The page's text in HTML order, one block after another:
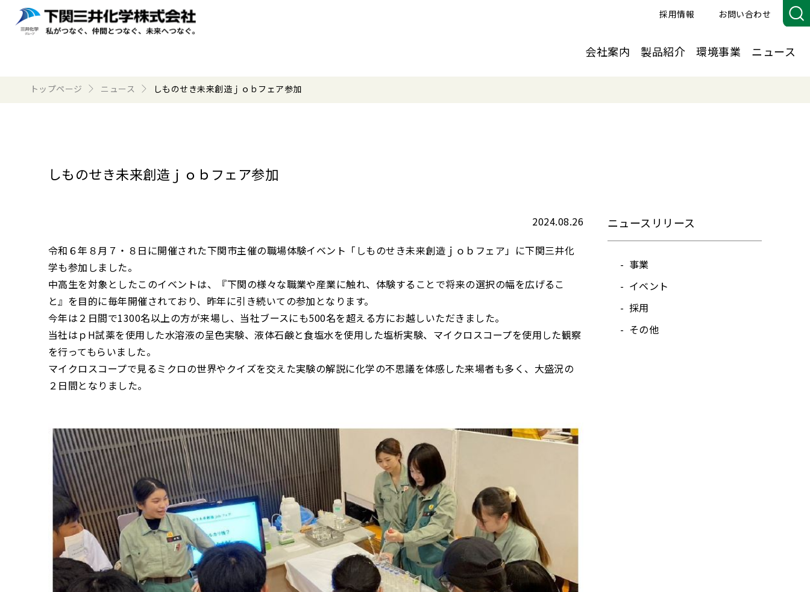
採用情報 お問い合わせ
会社案内 製品紹介 環境事業 ニュース
トップページ ニュース しものせき未来創造ｊｏｂフェア参加
しものせき未来創造ｊｏｂフェア参加
2024.08.26
令和６年８月７・８日に開催された下関市主催の職場体験イベント 「しものせき未来創造ｊｏｂフェア」に下関三井化
学も参加しました。
中高生を対象としたこのイベントは、『下関の様々な職業や産業に触れ、体験することで将来の選択の幅を広げるこ
と』を目的に毎年開催されており、昨年に引き続いての参加となります。
今年は２日間で1300名以上の方が来場し、当社ブースにも500名を超える方にお越しいただきました。
当社はｐH試薬を使用した水溶液の呈色実験、液体石鹸と食塩水を使用した塩析実験、マイクロスコープを使用した観察
を行ってもらいました。
マイクロスコープで見るミクロの世界やクイズを交えた実験の解説に化学の不思議を体感した来場者も多く、大盛況の
２日間となりました。
ニュースリリース
事業
イベント
採用
その他